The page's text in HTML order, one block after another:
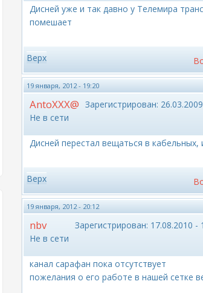
Дисней уже и так давно у Телемира
помешает
Верх
19 января, 2012 - 19:20
AntoXXX@
Не в сети
Зарегистрирован:
Дисней перестал вещаться в
Верх
19 января, 2012 - 20:12
nbv
Не в сети
Зарегистрирован: 17.08.2010 -
канал сарафан пока отсутствует
пожелания о его работе в нашей сетке